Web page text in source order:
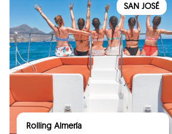
SAN JOSÉ
Rolling Almería